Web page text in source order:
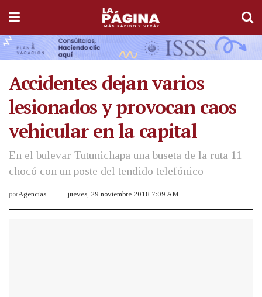
Accidentes dejan varios
lesionados y provocan caos
vehicular en la capital
En el bulevar Tutunichapa una buseta de la ruta 11
chocó con un poste del tendido telefónico
porAgencias jueves, 29 noviembre 2018 7:09 AM